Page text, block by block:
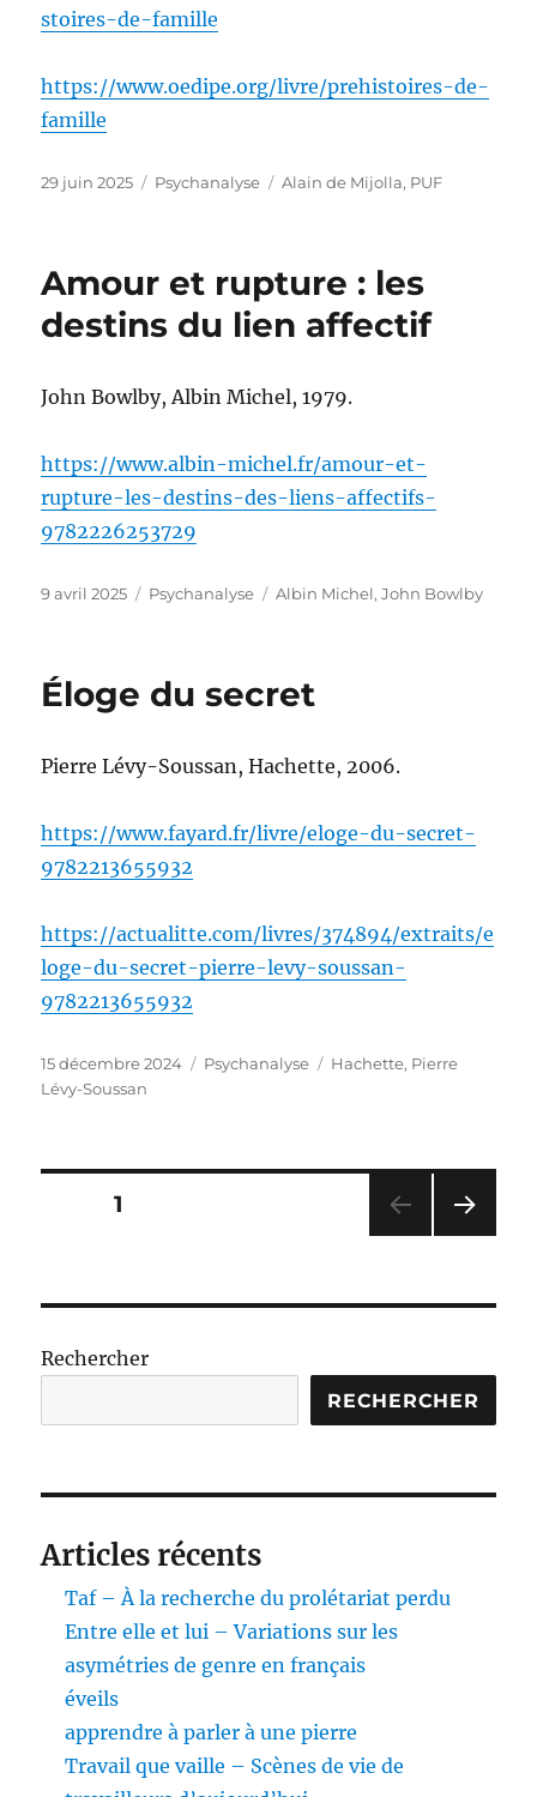
stoires-de-famille
https://www.oedipe.org/livre/prehistoires-de-
famille
Publié
29 juin 2025 Catégories
Psychanalyse Étiquettes
Alain de Mijolla, PUF
Amour et rupture : les
destins du lien affectif
John Bowlby, Albin Michel, 1979.
https://www.albin-michel.fr/amour-et-
rupture-les-destins-des-liens-affectifs-
9782226253729
Publié
9 avril 2025 Catégories
Psychanalyse Étiquettes
Albin Michel,John Bowlby
Éloge du secret
Pierre Lévy-Soussan, Hachette, 2006.
https://www.fayard.fr/livre/eloge-du-secret-
9782213655932
https://actualitte.com/livres/374894/extraits/e
loge-du-secret-pierre-levy-soussan-
9782213655932
Publié
le
15 décembre 2024 Catégories
Psychanalyse Étiquettes
Hachette, Pierre
Lévy-Soussan
Pagination
publications
PAGE1
ANT
Rechercher
RECHERCHER
Articles récents
Taf – À la recherche du prolétariat perdu
Entre elle et lui – Variations sur les
asymétries de genre en français
éveils
apprendre à parler à une pierre
Travail que vaille – Scènes de vie de